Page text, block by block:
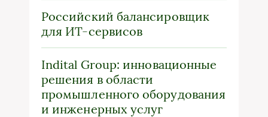
Российский балансировщик
для ИТ-сервисов
Indital Group: инновационные
решения в области
промышленного оборудования
и инженерных услуг